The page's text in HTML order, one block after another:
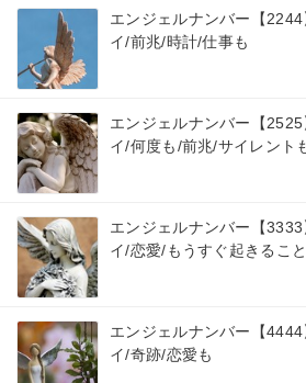
エンジェルナンバー【
イ/前兆/時計/仕事も
エンジェルナンバー【
イ/何度も/前兆/サイレント
エンジェルナンバー【
イ/恋愛/もうすぐ起きるこ
エンジェルナンバー【
イ/奇跡/恋愛も